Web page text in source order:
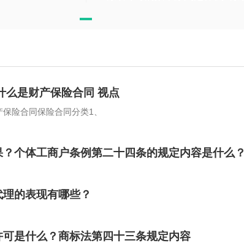
么是财产保险合同 视点
险合同保险合同分类1、
个体工商户条例第二十四条的规定内容是什么？
的表现有哪些？
可是什么？商标法第四十三条规定内容